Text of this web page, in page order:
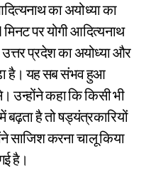
का अयोध्या का
पर योगी आदित्यनाथ
प्रदेश का अयोध्या और
है। यह सब संभव हुआ
उन्होंने कहा कि किसी भी
बढ़ता है तो षड्यंत्रकारियों
साजिश करना चालू किया
है।